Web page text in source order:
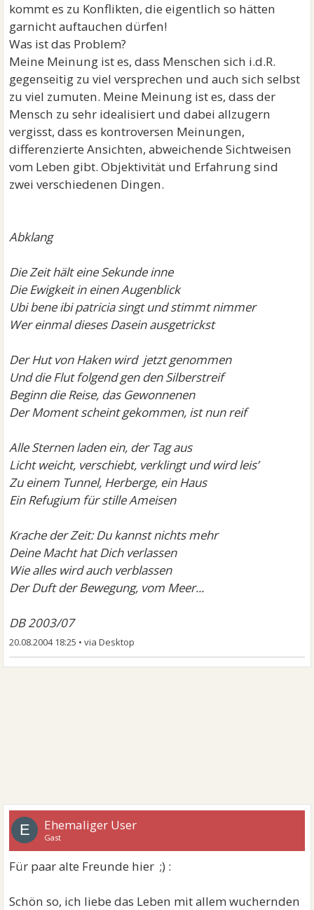
kommt es zu Konflikten, die eigentlich so hätten
garnicht auftauchen dürfen!
Was ist das Problem?
Meine Meinung ist es, dass Menschen sich i.d.R.
gegenseitig zu viel versprechen und auch sich selbst
zu viel zumuten. Meine Meinung ist es, dass der
Mensch zu sehr idealisiert und dabei allzugern
vergisst, dass es kontroversen Meinungen,
differenzierte Ansichten, abweichende Sichtweisen
vom Leben gibt. Objektivität und Erfahrung sind
zwei verschiedenen Dingen.
Abklang
Die Zeit hält eine Sekunde inne
Die Ewigkeit in einen Augenblick
Ubi bene ibi patricia singt und stimmt nimmer
Wer einmal dieses Dasein ausgetrickst
Der Hut von Haken wird jetzt genommen
Und die Flut folgend gen den Silberstreif
Beginn die Reise, das Gewonnenen
Der Moment scheint gekommen, ist nun reif
Alle Sternen laden ein, der Tag aus
Licht weicht, verschiebt, verklingt und wird leis’
Zu einem Tunnel, Herberge, ein Haus
Ein Refugium für stille Ameisen
Krache der Zeit: Du kannst nichts mehr
Deine Macht hat Dich verlassen
Wie alles wird auch verblassen
Der Duft der Bewegung, vom Meer...
DB 2003/07
20.08.2004 18:25 •
E Ehemaliger User
Gast
Für paar alte Freunde hier ;) :
Schön so, ich liebe das Leben mit allem wuchernden